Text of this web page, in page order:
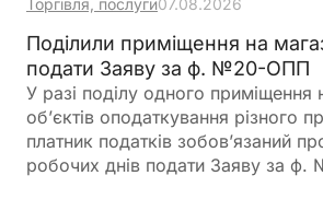
Поділили приміщення на
подати Заяву за ф. №20-ОПП
У разі поділу одного приміщення
об’єктів оподаткування різного
платник податків зобов’язаний
робочих днів подати Заяву за